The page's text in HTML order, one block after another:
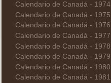
Calendario de Canadá - 1974
Calendario de Canadá - 1975
Calendario de Canadá - 1976
Calendario de Canadá - 1977
Calendario de Canadá - 1978
Calendario de Canadá - 1979
Calendario de Canadá - 1980
Calendario de Canadá - 1981